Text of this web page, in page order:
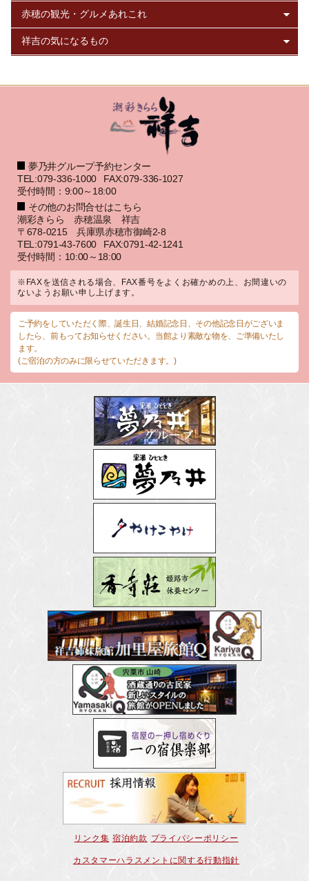
夢乃井グループ予約センター
TEL:079-336-1000
FAX:079-336-1027
受付時間：9:00～18:00
その他のお問合せはこちら
潮彩きらら 赤穂温泉 祥吉
〒678-0215 兵庫県赤穂市御崎2-8
TEL:0791-43-7600
FAX:0791-42-1241
受付時間：10:00～18:00
※FAXを送信される場合、FAX番号をよくお確かめの上、お間違いの
ないようお願い申し上げます。
ご予約をしていただく際、誕生日、結婚記念日、その他記念日がございま
したら、前もってお知らせください。当館より素敵な物を、ご準備いたし
ます。
(ご宿泊の方のみに限らせていただきます。)
リンク集 宿泊約款 プライバシーポリシー
カスタマーハラスメントに関する行動指針